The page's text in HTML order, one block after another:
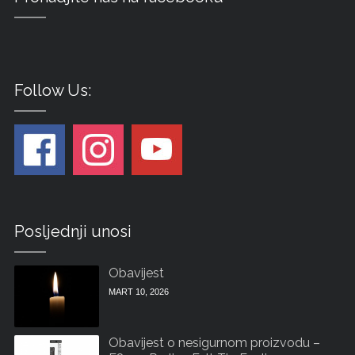
Follow Us:
Posljednji unosi
Obavijest
MART 10, 2026
Obavijest o nesigurnom proizvodu –